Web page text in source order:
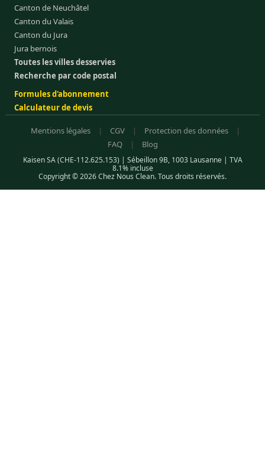
Canton de Neuchâtel
Canton du Valais
Canton du Jura
Jura bernois
Toutes les villes desservies
Recherche par code postal
Formules d'abonnement
Calculateur de devis
Mentions légales | CGV | Protection des données
|
FAQ
| Blog
Kaisen SA (CHE-112.625.153) | Sébeillon 9B, 1003 Lausanne | TVA
8.1% incluse
Copyright © 2026 Chez Nous Clean. Tous droits réservés.